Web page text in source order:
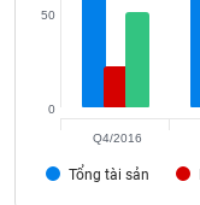
Tổng tài sản
0
50
Q4/2016
tạo
chính